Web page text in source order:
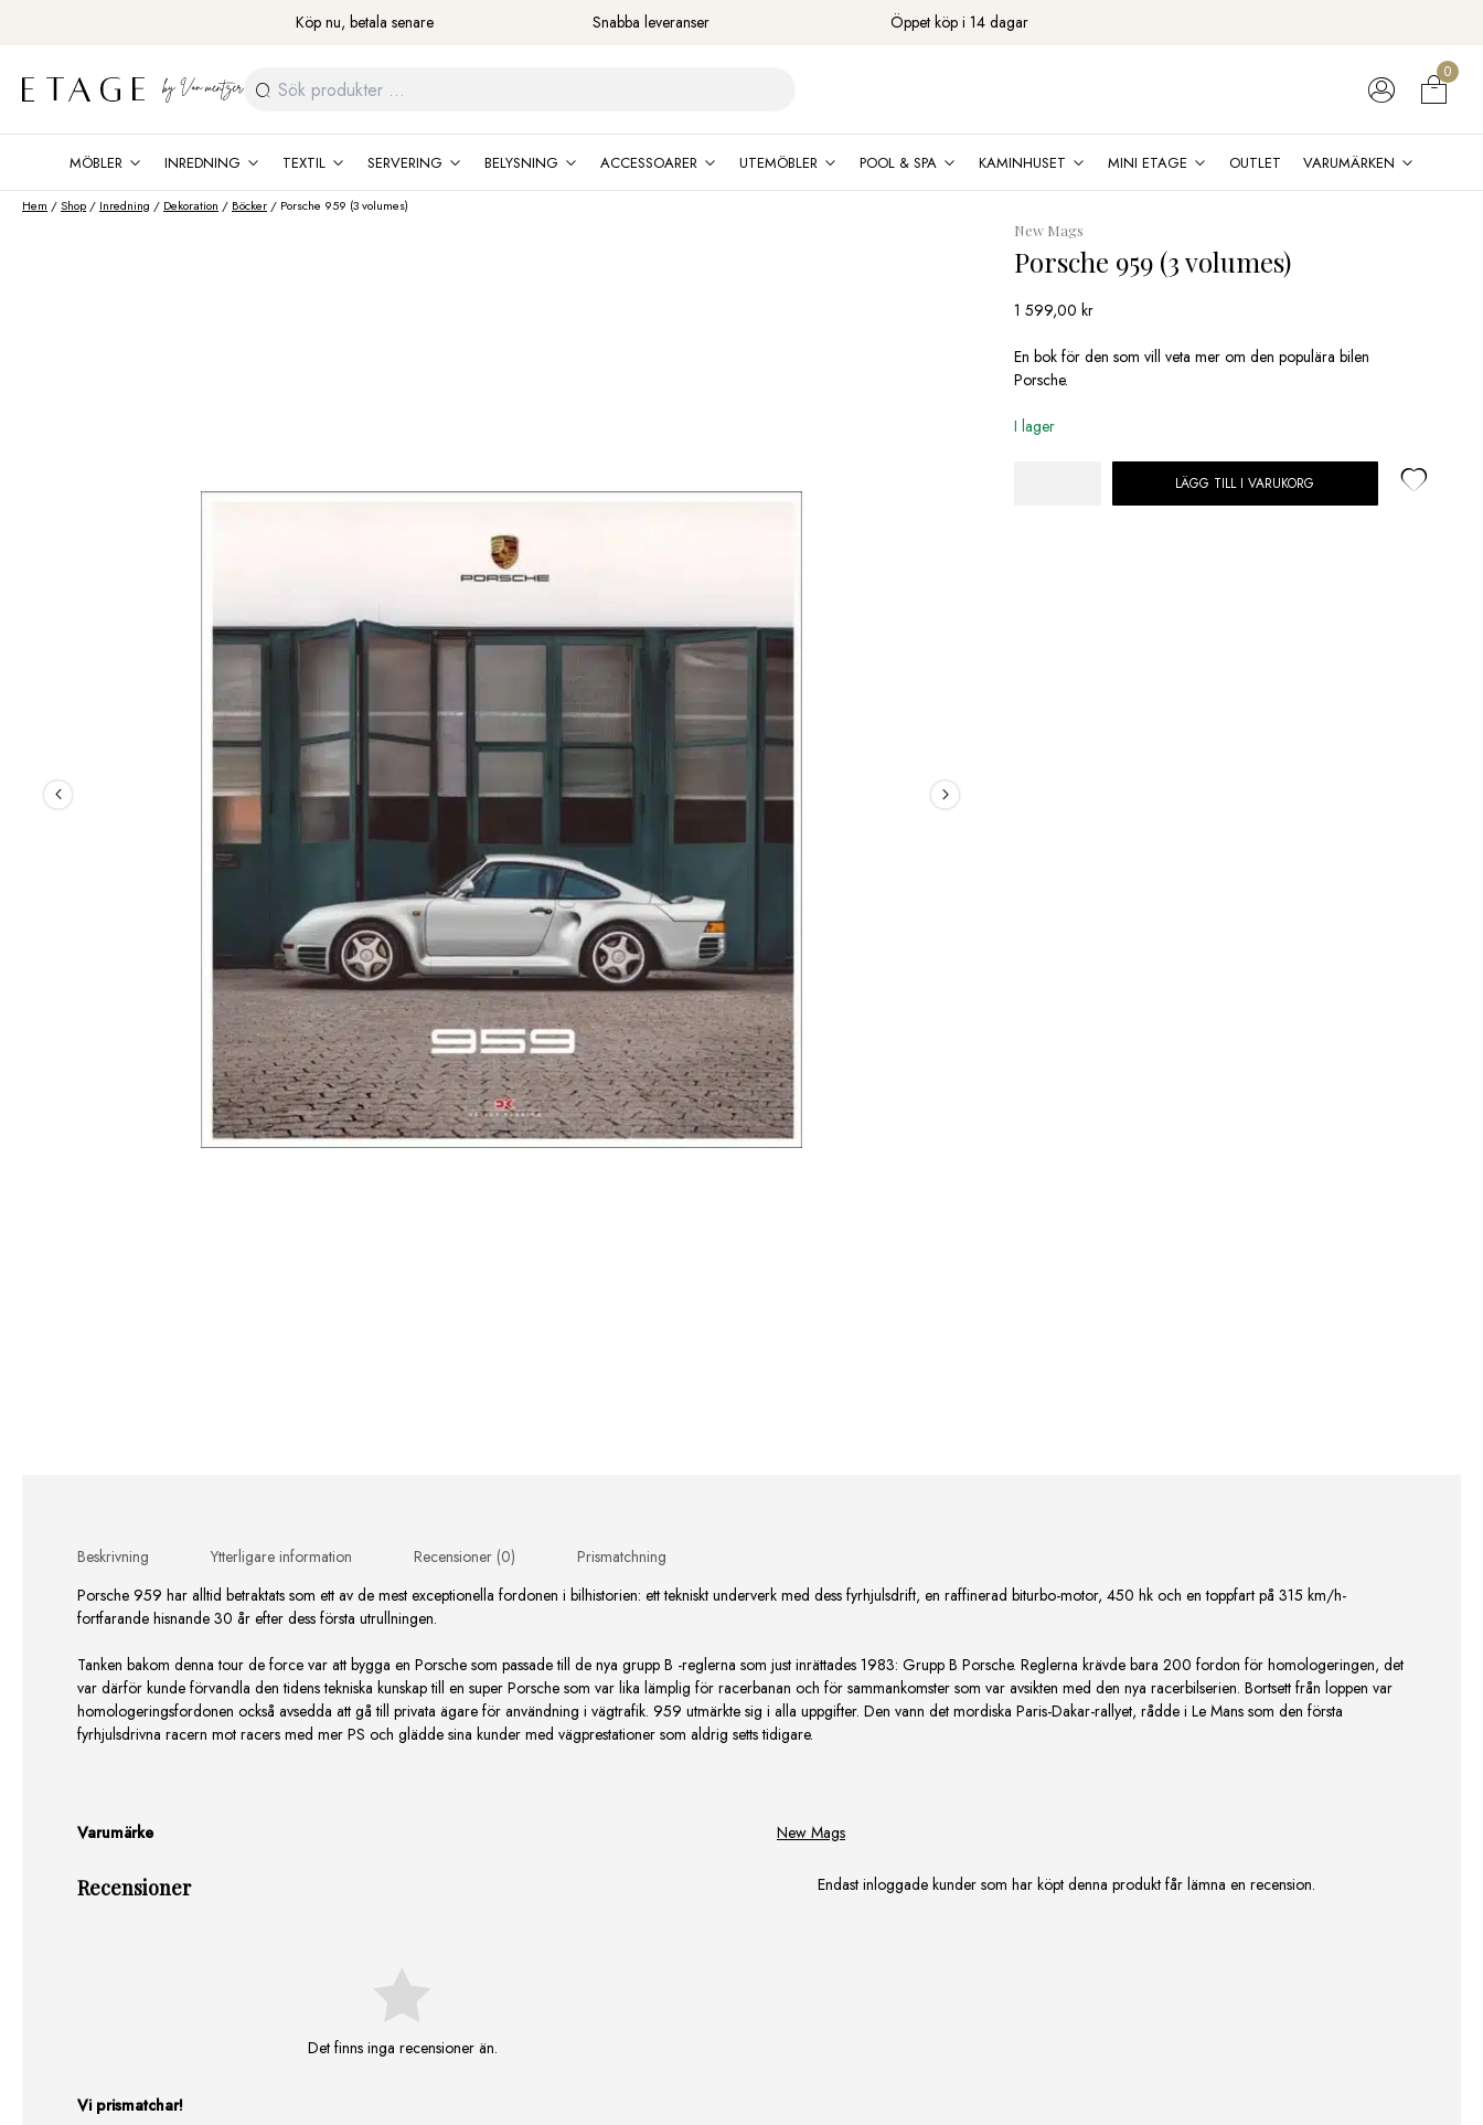
Köp nu, betala senare Snabba leveranser Öppet köp i 14 dagar
Sök
efter:
0
MÖBLER INREDNING TEXTIL SERVERING BELYSNING ACCESSOARER UTEMÖBLER POOL & SPA KAMINHUSET MINI ETAGE OUTLET VARUMÄRKEN
Hem /Shop / Inredning / Dekoration / Böcker / Porsche 959 (3 volumes)
New Mags
Porsche 959 (3 volumes)
1 599,00kr
En bok för den som vill veta mer om den populära bilen
Porsche.
I lager
LÄGG TILL I VARUKORG
Beskrivning Ytterligare information Recensioner (0)
Prismatchning
Porsche 959 har alltid betraktats som ett av de mest exceptionella fordonen i bilhistorien: ett tekniskt underverk med dess fyrhjulsdrift, en raffinerad biturbo-motor, 450 hk och en toppfart på 315 km/h-
fortfarande hisnande 30 år efter dess första utrullningen.
Tanken bakom denna tour de force var att bygga en Porsche som passade till de nya grupp B -reglerna som just inrättades 1983: Grupp B Porsche. Reglerna krävde bara 200 fordon för homologeringen, det
var därför kunde förvandla den tidens tekniska kunskap till en super Porsche som var lika lämplig för racerbanan och för sammankomster som var avsikten med den nya racerbilserien. Bortsett från loppen var
homologeringsfordonen också avsedda att gå till privata ägare för användning i vägtrafik. 959 utmärkte sig i alla uppgifter. Den vann det mordiska Paris-Dakar-rallyet, rådde i Le Mans som den första
fyrhjulsdrivna racern mot racers med mer PS och glädde sina kunder med vägprestationer som aldrig setts tidigare.
Varumärke New Mags
Recensioner
Det finns inga recensioner än.
Endast inloggade kunder som har köpt denna produkt får lämna en recension.
Vi prismatchar!